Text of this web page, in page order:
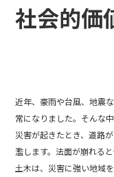
k
社会的
近年、豪雨や台風、地震
常になりました。そんな
災害が起きたとき、道路
濫します。法面が崩れる
土木は、災害に強い地域